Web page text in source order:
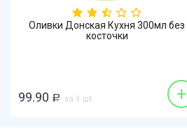
Оливки Донская Кухня 300мл без
косточки
99.90 Р за 1 шт +